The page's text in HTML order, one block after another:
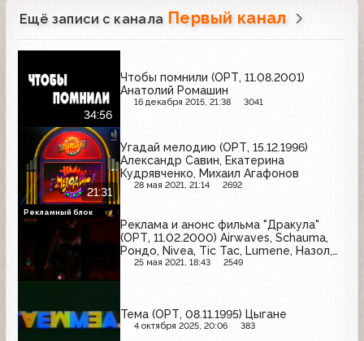
Ещё записи с канала Первый канал
34:56
Чтобы помнили (ОРТ, 11.08.2001)
Анатолий Ромашин
16 декабря 2015, 21:38 3041
21:31
Угадай мелодию (ОРТ, 15.12.1996)
Александр Савин, Екатерина
Кудрявченко, Михаил Агафонов
28 мая 2021, 21:14 2692
Реклама и анонс фильма "Дракула"
(ОРТ, 11.02.2000) Airwaves, Schauma,
Рондо, Nivea, Tic Tac, Lumene, Назол,
Bourbon Homme
25 мая 2021, 18:43 2549
Рекламный блок
Тема (ОРТ, 08.11.1995) Цыгане
4 октября 2025, 20:06 383